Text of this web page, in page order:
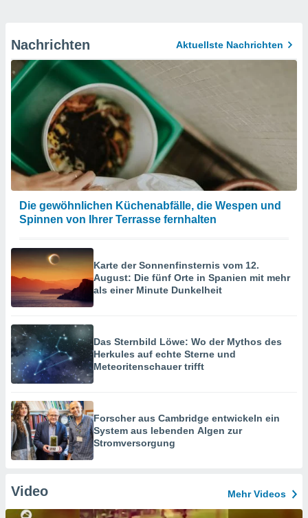
Nachrichten Aktuellste Nachrichten
Die gewöhnlichen Küchenabfälle, die Wespen und
Spinnen von Ihrer Terrasse fernhalten
Karte der Sonnenfinsternis vom 12.
August: Die fünf Orte in Spanien mit mehr
als einer Minute Dunkelheit
Das Sternbild Löwe: Wo der Mythos des
Herkules auf echte Sterne und
Meteoritenschauer trifft
Forscher aus Cambridge entwickeln ein
System aus lebenden Algen zur
Stromversorgung
Video Mehr Videos